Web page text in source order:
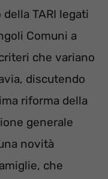
TARI legati
Comuni a
che variano
discutendo
riforma della
generale
novità
che